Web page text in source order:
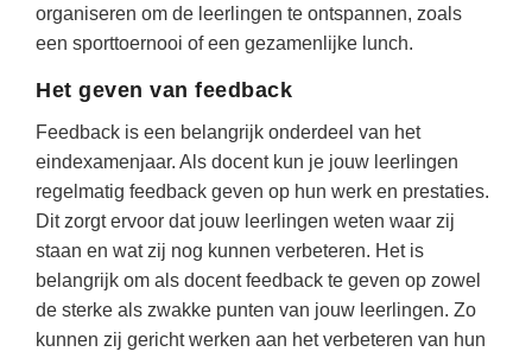
Spelletjes
Sprookjes
Startpagina onderwijs
Tweede Wereldoorlog
Studieschuld & Hypotheek
Docentenplein nieuwsbrief
Nieuwsbrief archief
Onderwijs CV
Schoolvakanties
Huiswerkbegeleiding
organiseren om de leerlingen te ontspannen, zoals
een sporttoernooi of een gezamenlijke lunch.
Het geven van feedback
Feedback is een belangrijk onderdeel van het
eindexamenjaar. Als docent kun je jouw leerlingen
regelmatig feedback geven op hun werk en prestaties.
Dit zorgt ervoor dat jouw leerlingen weten waar zij
staan en wat zij nog kunnen verbeteren. Het is
belangrijk om als docent feedback te geven op zowel
de sterke als zwakke punten van jouw leerlingen. Zo
kunnen zij gericht werken aan het verbeteren van hun